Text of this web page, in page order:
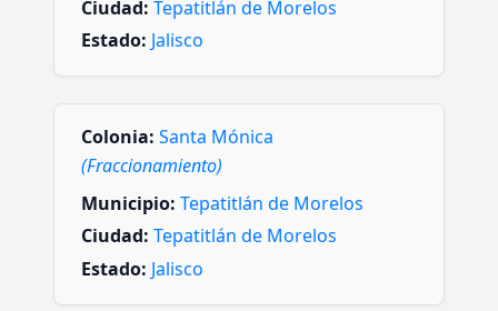
Ciudad: Tepatitlán de Morelos
Estado: Jalisco
Colonia: Santa Mónica
(Fraccionamiento)
Municipio: Tepatitlán de Morelos
Ciudad: Tepatitlán de Morelos
Estado: Jalisco